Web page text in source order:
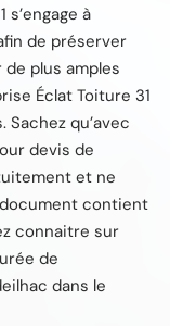
à
de préserver
plus amples
Éclat Toiture 31
qu’avec
devis de
et ne
contient
connaitre sur
de
dans le